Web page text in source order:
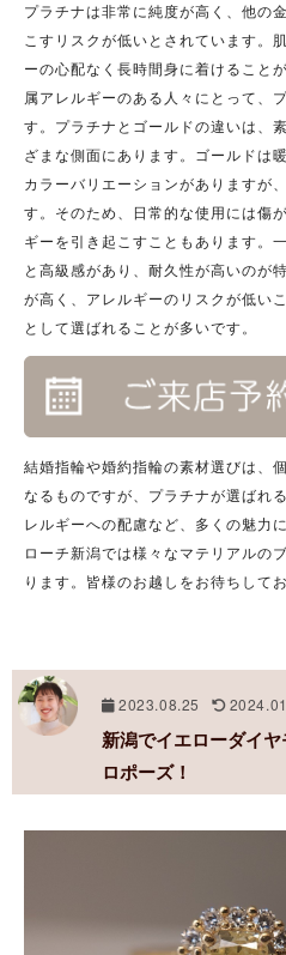
プラチナは非常に純度が高く、他の
こすリスクが低いとされています。
ーの心配なく長時間身に着けること
属アレルギーのある人々にとって、
す。プラチナとゴールドの違いは、
ざまな側面にあります。ゴールドは
カラーバリエーションがありますが
す。そのため、日常的な使用には傷
ギーを引き起こすこともあります。
と高級感があり、耐久性が高いのが
が高く、アレルギーのリスクが低い
として選ばれることが多いです。
結婚指輪や婚約指輪の素材選びは、
なるものですが、プラチナが選ばれ
レルギーへの配慮など、多くの魅力
ローチ新潟では様々なマテリアルの
ります。皆様のお越しをお待ちしてお
2023.08.25
新潟でイエローダイ
ロポーズ！